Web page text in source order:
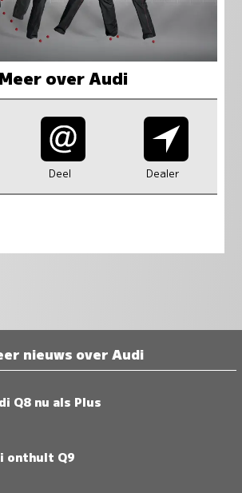
Meer over Audi
Deel Dealer
nieuws over Audi
Q8 nu als Plus
onthult Q9